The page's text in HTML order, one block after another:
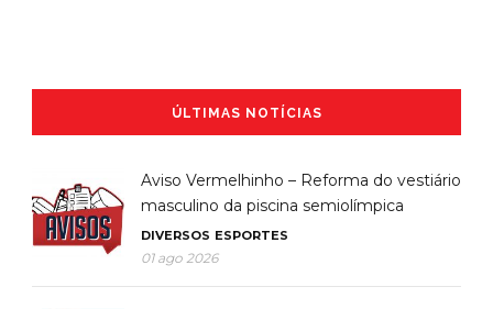
ÚLTIMAS NOTÍCIAS
Aviso Vermelhinho – Reforma do vestiário
masculino da piscina semiolímpica
DIVERSOS ESPORTES
01 ago 2026